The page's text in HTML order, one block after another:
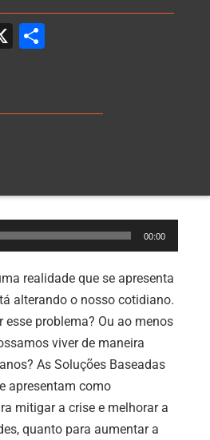
X
00:00
realidade que se apresenta
alterando o nosso cotidiano.
esse problema? Ou ao menos
viver de maneira
As Soluções Baseadas
apresentam como
mitigar a crise e melhorar a
quanto para aumentar a